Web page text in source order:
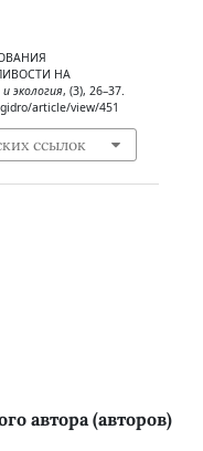
НА
экология, (3), 26–37.
article/view/451
ссылок
автора (авторов)